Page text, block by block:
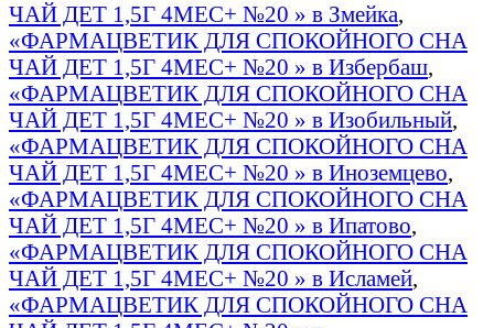
ЧАЙ ДЕТ 1,5Г 4МЕС+ №20 » в Змейка,
«ФАРМАЦВЕТИК ДЛЯ СПОКОЙНОГО СНА
ЧАЙ ДЕТ 1,5Г 4МЕС+ №20 » в Избербаш,
«ФАРМАЦВЕТИК ДЛЯ СПОКОЙНОГО СНА
ЧАЙ ДЕТ 1,5Г 4МЕС+ №20 » в Изобильный,
«ФАРМАЦВЕТИК ДЛЯ СПОКОЙНОГО СНА
ЧАЙ ДЕТ 1,5Г 4МЕС+ №20 » в Иноземцево,
«ФАРМАЦВЕТИК ДЛЯ СПОКОЙНОГО СНА
ЧАЙ ДЕТ 1,5Г 4МЕС+ №20 » в Ипатово,
«ФАРМАЦВЕТИК ДЛЯ СПОКОЙНОГО СНА
ЧАЙ ДЕТ 1,5Г 4МЕС+ №20 » в Исламей,
«ФАРМАЦВЕТИК ДЛЯ СПОКОЙНОГО СНА